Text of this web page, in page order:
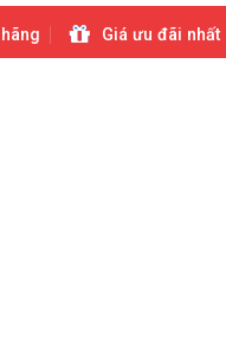
Giá ưu đãi nhất